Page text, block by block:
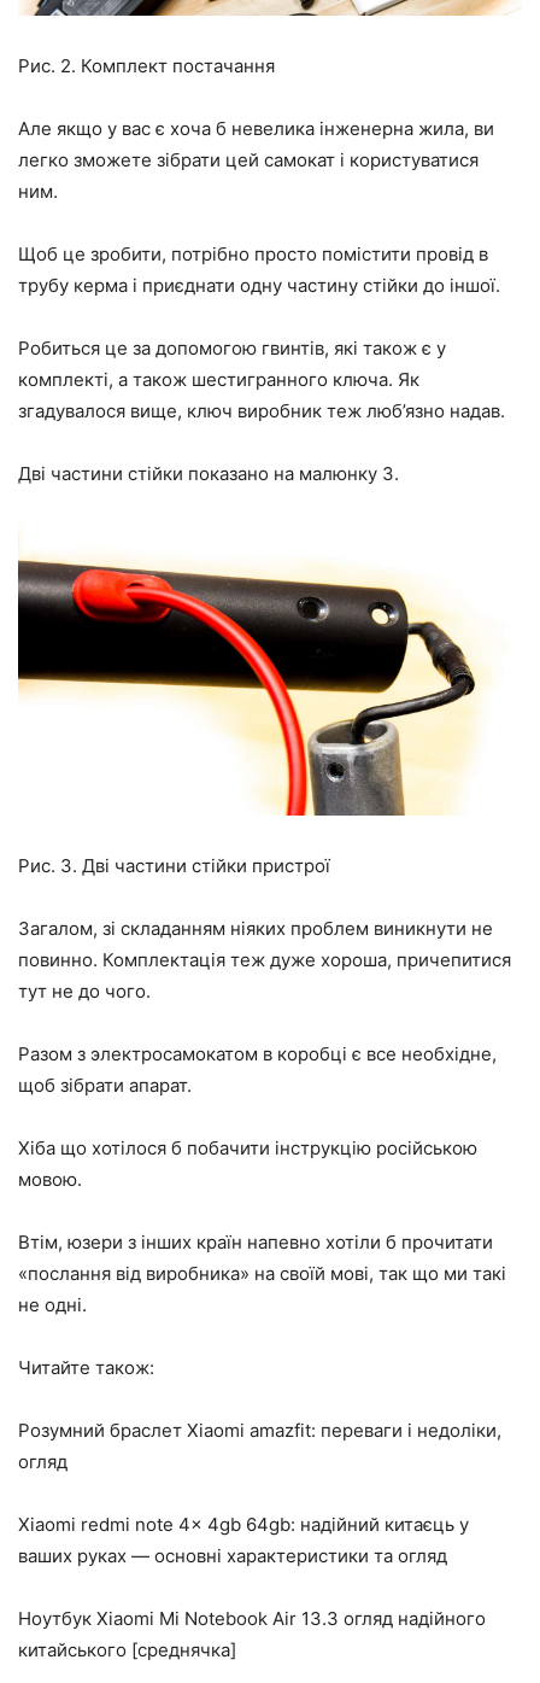
Рис. 2. Комплект постачання
Але якщо у вас є хоча б невелика інженерна жила, ви
легко зможете зібрати цей самокат і користуватися
ним.
Щоб це зробити, потрібно просто помістити провід в
трубу керма і приєднати одну частину стійки до іншої.
Робиться це за допомогою гвинтів, які також є у
комплекті, а також шестигранного ключа. Як
згадувалося вище, ключ виробник теж люб’язно надав.
Дві частини стійки показано на малюнку 3.
Рис. 3. Дві частини стійки пристрої
Загалом, зі складанням ніяких проблем виникнути не
повинно. Комплектація теж дуже хороша, причепитися
тут не до чого.
Разом з электросамокатом в коробці є все необхідне,
щоб зібрати апарат.
Хіба що хотілося б побачити інструкцію російською
мовою.
Втім, юзери з інших країн напевно хотіли б прочитати
«послання від виробника» на своїй мові, так що ми такі
не одні.
Читайте також:
Розумний браслет Xiaomi amazfit: переваги і недоліки,
огляд
Xiaomi redmi note 4x 4gb 64gb: надійний китаєць у
ваших руках — основні характеристики та огляд
Ноутбук Xiaomi Mi Notebook Air 13.3 огляд надійного
китайського [среднячка]